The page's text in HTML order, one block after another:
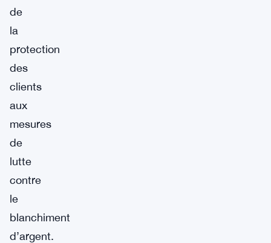
de
la
protection
des
clients
aux
mesures
de
lutte
contre
le
blanchiment
d’argent.